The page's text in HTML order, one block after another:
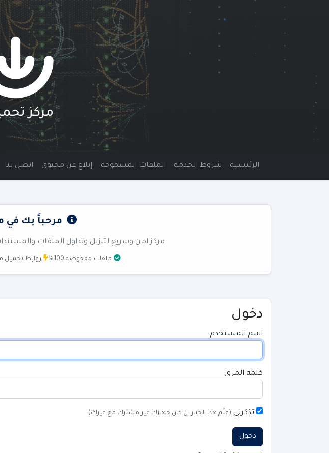
مركز
الرئيسية شروط الخدمة الملفات المسموحة إبلاغ عن محتوى اتصل بنا
مرحباً بك في
مركز امن وسريع لتنزيل وتداول الملفات
ملفات مفحوصة 100% روابط تحميل
دخول
اسم المستخدم
كلمة المرور
تذكرني (علًم هذا الخيار ان كان جهازك غير مشترك مع غيرك)
دخول